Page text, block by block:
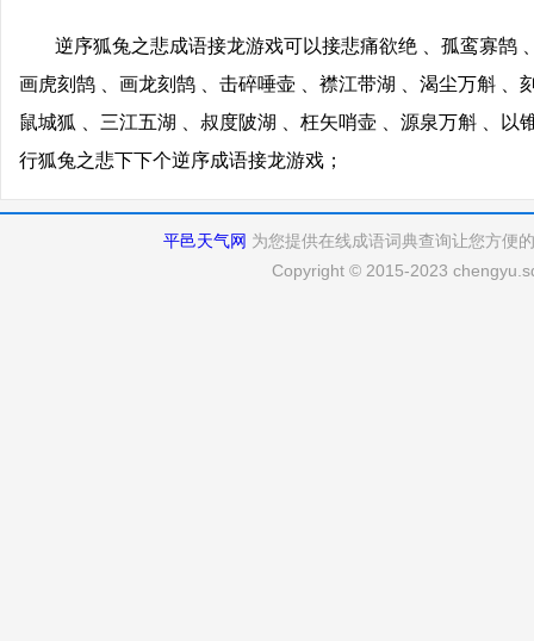
逆序狐兔之悲成语接龙游戏可以接悲痛欲绝 、孤鸾寡鹄
画虎刻鹄 、画龙刻鹄 、击碎唾壶 、襟江带湖 、渴尘万斛 、
鼠城狐 、三江五湖 、叔度陂湖 、枉矢哨壶 、源泉万斛 、以
行狐兔之悲下下个逆序成语接龙游戏；
平邑天气网 为您提供在线成语词典查询让您方便
Copyright © 2015-2023